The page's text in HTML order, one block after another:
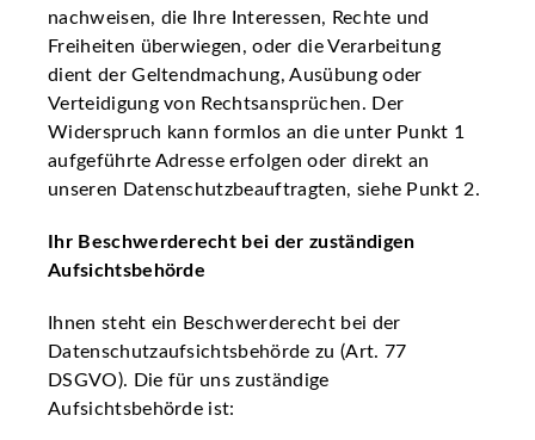
nachweisen, die Ihre Interessen, Rechte und
Freiheiten überwiegen, oder die Verarbeitung
dient der Geltendmachung, Ausübung oder
Verteidigung von Rechtsansprüchen. Der
Widerspruch kann formlos an die unter Punkt 1
aufgeführte Adresse erfolgen oder direkt an
unseren Datenschutzbeauftragten, siehe Punkt 2.
Ihr Beschwerderecht bei der zuständigen
Aufsichtsbehörde
Ihnen steht ein Beschwerderecht bei der
Datenschutzaufsichtsbehörde zu (Art. 77
DSGVO). Die für uns zuständige
Aufsichtsbehörde ist: